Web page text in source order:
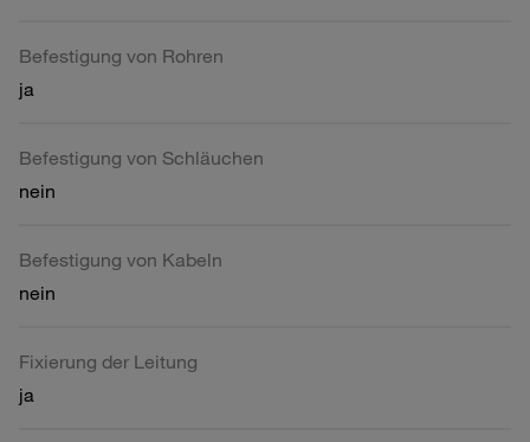
Befestigung von Rohren
ja
Befestigung von Schläuchen
nein
Befestigung von Kabeln
nein
Fixierung der Leitung
ja